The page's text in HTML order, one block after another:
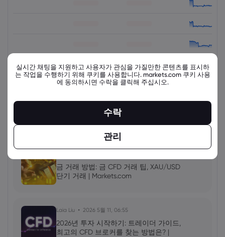
view_all_instruments
최신 교육 자료 더 보기
금 거래 방법: 금 CFD 거래 팁, XAU/USD
단기 거래 | Markets.com
Laia Liu 2026 5월 11, 06:55
2026년 투자 시작하기: 트레이더 가이드,
최고의 CFD 브로커를 찾는 방법은? |
실시간 채팅을 지원하고 사용자가 관심을 가질만한 콘텐츠를 표시하
는 작업을 수행하기 위해 쿠키를 사용합니다. markets.com 쿠키 사용
에 동의하시면 수락을 클릭해 주십시오.
수락
관리